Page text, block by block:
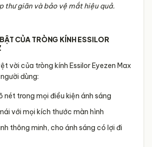
thư giãn và bảo vệ mắt hiệu quả.
CỦA TRÒNG KÍNH ESSILOR
vời của tròng kính Essilor Eyezen Max
dùng:
nét trong mọi điều kiện ánh sáng
với mọi kích thước màn hình
thông minh, cho ánh sáng có lợi đi